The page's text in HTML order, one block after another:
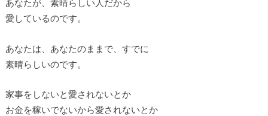
あなたが、素晴らしい人だから
愛しているのです。
あなたは、あなたのままで、すでに
素晴らしいのです。
家事をしないと愛されないとか
お金を稼いでないから愛されないとか